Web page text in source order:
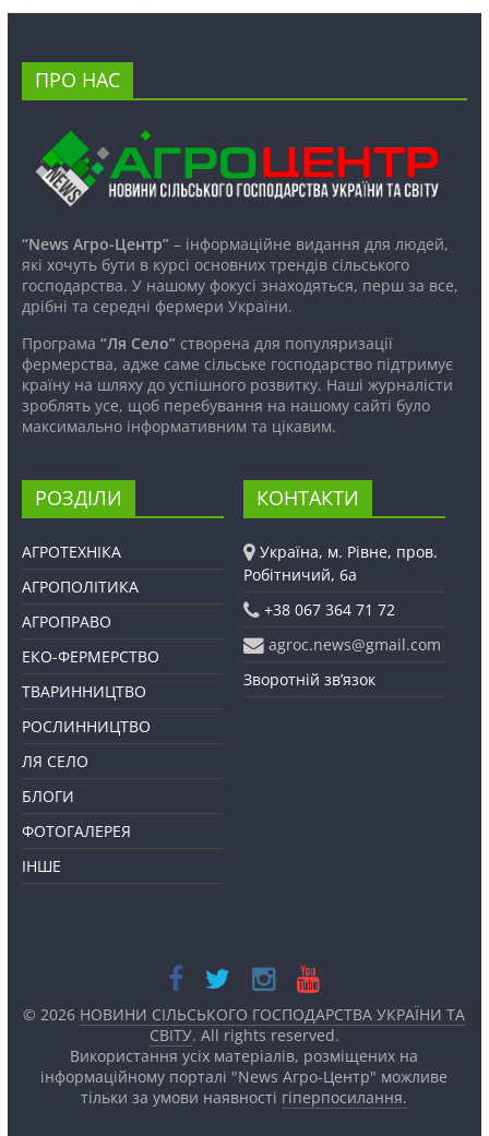
ПРО НАС
“News Агро-Центр”– інформаційне видання для людей,
які хочуть бути в курсі основних трендів сільського
господарства. У нашому фокусі знаходяться, перш за все,
дрібні та середні фермери України.
Програма “Ля Село”створена для популяризації
фермерства, адже саме сільське господарство підтримує
країну на шляху до успішного розвитку. Наші журналісти
зроблять усе, щоб перебування на нашому сайті було
максимально інформативним та цікавим.
РОЗДІЛИ
АГРОТЕХНІКА
АГРОПОЛІТИКА
АГРОПРАВО
ЕКО-ФЕРМЕРСТВО
ТВАРИННИЦТВО
РОСЛИННИЦТВО
ЛЯ СЕЛО
БЛОГИ
ФОТОГАЛЕРЕЯ
ІНШЕ
КОНТАКТИ
Україна, м. Рівне, пров.
Робітничий, 6а
+38 067 364 71 72
agroc.news@gmail.com
Зворотній зв’язок
© 2026 НОВИНИ СІЛЬСЬКОГО ГОСПОДАРСТВА УКРАЇНИ ТА
СВІТУ. All rights reserved.
Використання усіх матеріалів, розміщених на
інформаційному порталі "News Агро-Центр" можливе
тільки за умови наявності гіперпосилання.